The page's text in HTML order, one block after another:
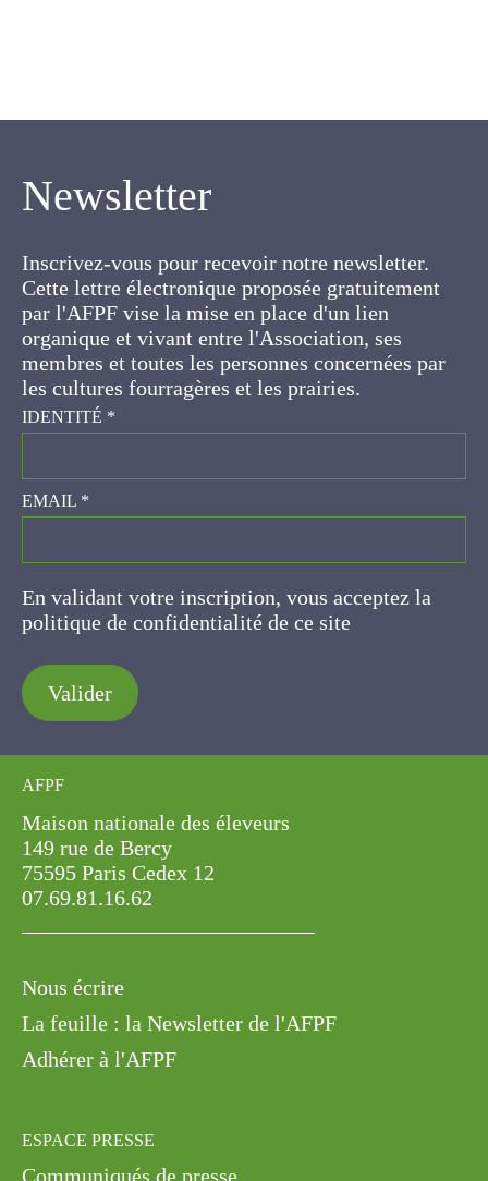
Newsletter
Cette lettre électronique proposée
gratuitement par l'AFPF vise la mise en place
d'un lien organique et vivant entre l'Association,
ses membres et toutes les personnes
concernées par les cultures fourragères et les
prairies.
IDENTITÉ*
EMAIL*
En validant votre inscription, vous acceptez la
politique de confidentialité de ce site
Valider
AFPF
Maison nationale des éleveurs
149 rue de Bercy
75595 Paris Cedex 12
07.69.81.16.62
Nous écrire
La feuille : la Newsletter de l'AFPF
Adhérer à l'AFPF
ESPACE PRESSE